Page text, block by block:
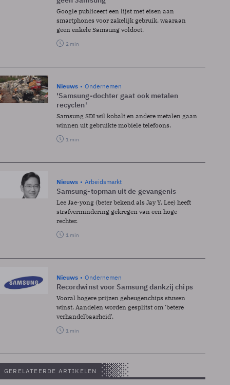
Google publiceert een lijst met eisen aan
smartphones voor zakelijk gebruik, waaraan
geen enkele Samsung voldoet.
2 min
Nieuws Ondernemen
'Samsung-dochter gaat ook metalen
recyclen'
Samsung SDI wil kobalt en andere metalen gaan
winnen uit gebruikte mobiele telefoons.
1 min
Nieuws Arbeidsmarkt
Samsung-topman uit de gevangenis
Lee Jae-yong (beter bekend als Jay Y. Lee) heeft
strafvermindering gekregen van een hoge
rechter.
1 min
Nieuws Ondernemen
Recordwinst voor Samsung dankzij chips
Vooral hogere prijzen geheugenchips stuwen
winst. Aandelen worden gesplitst om 'betere
verhandelbaarheid'.
1 min
GERELATEERDE ARTIKELEN